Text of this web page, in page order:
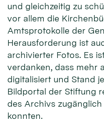
und gleichzeitig zu
vor allem die
Amtsprotokolle der
Herausforderung ist
archivierter Fotos. Es
verdanken, dass mehr
digitalisiert und Stand
Bildportal der Stiftung
des Archivs
konnten.